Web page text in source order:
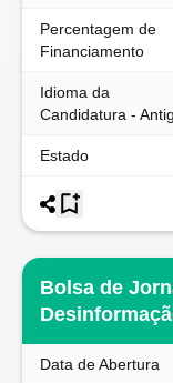
Percentagem de
Financiamento
Idioma da
Candidatura -
Estado
Bolsa de
Data de Abertura